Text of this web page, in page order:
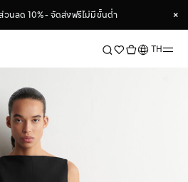
วนลด 10% - จัดส่งฟรีไม่มีขั้นต่ำ
×
×
ภาษาTH